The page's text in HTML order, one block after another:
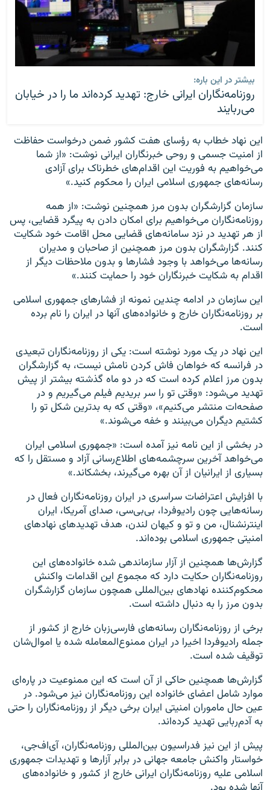
بیشتر در این باره:
روزنامه‌نگاران ایرانی خارج: تهدید کرده‌اند ما را در خیابان
می‌ربایند
این نهاد خطاب به رؤسای هفت کشور ضمن درخواست حفاظت
از امنیت جسمی و روحی خبرنگاران ایرانی نوشت: «از شما
می‌خواهیم به فوریت این اقدام‌های خطرناک برای آزادی
رسانه‌های جمهوری اسلامی ایران را محکوم کنید.»
سازمان گزارشگران بدون مرز همچنین نوشت: «از همه
روزنامه‌نگاران می‌خواهیم برای امکان دادن به پیگرد قضایی، پس
از هر تهدید در نزد سامانه‌های قضایی محل اقامت خود شکایت
کنند. گزارشگران بدون مرز همچنین از صاحبان و مدیران
رسانه‌ها می‌خواهد با وجود فشارها و بدون ملاحظات دیگر از
اقدام به شکایت خبرنگاران خود را حمایت کنند.»
این سازمان در ادامه چندین نمونه از فشارهای جمهوری اسلامی
بر روزنامه‌نگاران خارج و خانواده‌های آنها در ایران را نام برده
است.
این نهاد در یک مورد نوشته است: یکی از روزنامه‌نگاران تبعیدی
در فرانسه که خواهان فاش کردن نامش نیست، به گزارشگران
بدون مرز اعلام کرده‌ است که در دو ماه گذشته بیشتر از پیش
تهدید می‌شود: «وقتی تو را سر بریدیم فیلم می‌گیریم و در
صفحه‌ات منتشر می‌کنیم»، «وقتی که به بدترین شکل تو را
کشتیم دیگران می‌بینند و خفه می‌شوند.»
در بخشی از این نامه نیز آمده است: «جمهوری اسلامی ایران
می‌خواهد آخرین سرچشمه‌های اطلاع‌رسانی آزاد و مستقل را که
بسیاری از ایرانیان از آن بهره‌ می‌گیرند، بخشکاند.»
با افزایش اعتراضات سراسری در ایران روزنامه‌نگاران فعال در
رسانه‌هایی چون رادیوفردا، بی‌بی‌سی، صدای آمریکا، ایران
اینترنشنال، من و تو و کیهان لندن، هدف تهدیدهای نهادهای
امنیتی جمهوری اسلامی بوده‌اند.
گزارش‌ها همچنین از آزار سازماندهی شده خانواده‌های این
روزنامه‌نگاران حکایت دارد که مجموع این اقدامات واکنش
محکوم‌کننده نهادهای بین‌المللی همچون سازمان گزارشگران
بدون مرز را به دنبال داشته است.
برخی از روزنامه‌نگاران رسانه‌های فارسی‌زبان خارج از کشور از
جمله رادیوفردا اخیرا در ایران ممنوع‌المعامله شده‌ یا اموال‌شان
توقیف شده است.
گزارش‌ها همچنین حاکی از آن است که این ممنوعیت در پاره‌ای
موارد شامل اعضای خانواده این روزنامه‌نگاران نیز می‌شود. در
عین حال ماموران امنیتی ایران برخی دیگر از روزنامه‌نگاران را حتی
به آدم‌ربایی تهدید کرده‌اند.
پیش از این نیز فدراسیون بین‌المللی روزنامه‌نگاران، آی‌اف‌جی،
خواستار واکنش جامعه جهانی در برابر آزارها و تهدیدات جمهوری
اسلامی علیه روزنامه‌نگاران ایرانی خارج از کشور و خانواده‌های